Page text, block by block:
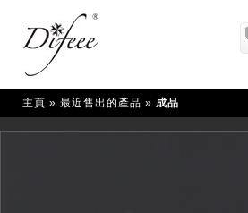
主頁 » 最近售出的產品 » 成品